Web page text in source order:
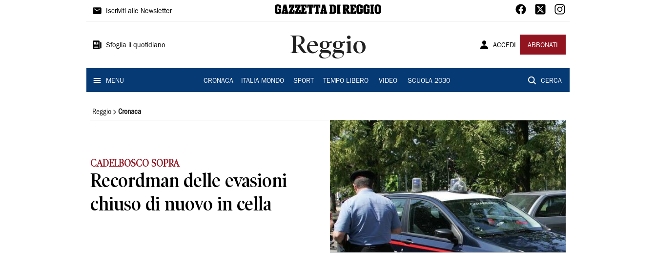
Gazzetta
Reggio
Iscriviti alle Newsletter
Sfoglia il quotidiano Reggio ACCEDI ABBONATI
MENU CRONACA ITALIA MONDO SPORT TEMPO LIBERO VIDEO SCUOLA 2030 CERCA
Reggio Cronaca
CADELBOSCO SOPRA
Recordman delle evasioni
chiuso di nuovo in cella